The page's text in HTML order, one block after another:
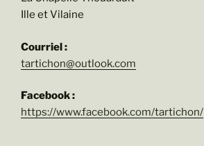
Ille et Vilaine
Courriel :
tartichon@outlook.com
Facebook :
https://www.facebook.com/tartichon/